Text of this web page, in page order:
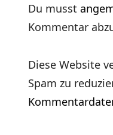
Du musst
Kommentar
Diese Website
Spam zu